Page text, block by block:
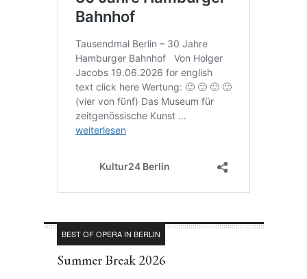
BEST OF OPERA IN BERLIN
Summer Break 2026